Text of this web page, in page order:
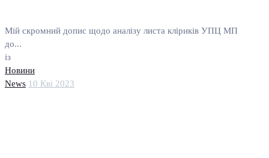
Мій скромний допис щодо аналізу листа кліриків УПЦ МП
до...
із
Новини
News 10 Кві 2023